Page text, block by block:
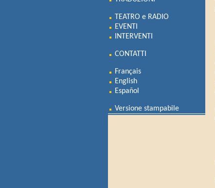
TEATRO e RADIO
EVENTI
INTERVENTI
CONTATTI
Français
English
Español
Versione stampabile